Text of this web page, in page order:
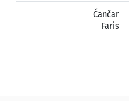
Čančar
Faris